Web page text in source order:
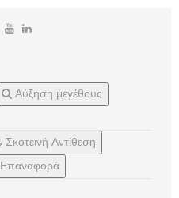
Αύξηση μεγέθους
Σκοτεινή Αντίθεση
Επαναφορά